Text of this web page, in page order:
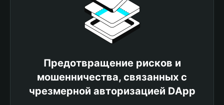
Предотвращение рисков и
мошенничества, связанных с
чрезмерной авторизацией DApp